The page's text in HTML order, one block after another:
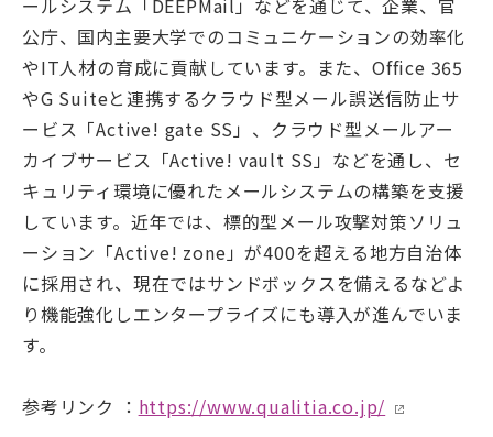
ールシステム「DEEPMail」などを通じて、企業、官
公庁、国内主要大学でのコミュニケーションの効率化
やIT人材の育成に貢献しています。また、Office 365
やG Suiteと連携するクラウド型メール誤送信防止サ
ービス「Active! gate SS」、クラウド型メールアー
カイブサービス「Active! vault SS」などを通し、セ
キュリティ環境に優れたメールシステムの構築を支援
しています。近年では、標的型メール攻撃対策ソリュ
ーション「Active! zone」が400を超える地方自治体
に採用され、現在ではサンドボックスを備えるなどよ
り機能強化しエンタープライズにも導入が進んでいま
す。
参考リンク ： https://www.qualitia.co.jp/